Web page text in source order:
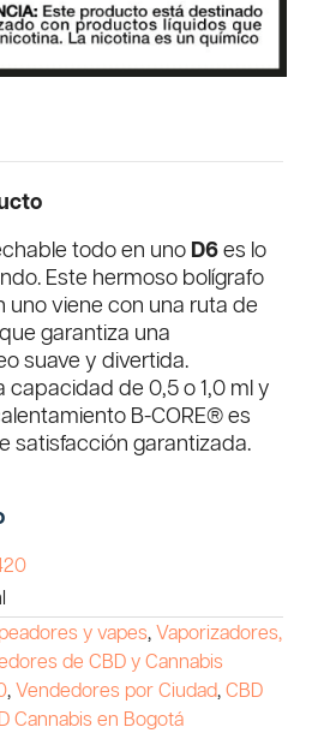
todo en uno D6es lo
Este hermoso bolígrafo
uno viene con una ruta de
garantiza una
suave y divertida.
capacidad de 0,5 o 1,0 ml y
B-CORE® es
satisfacción garantizada.
y vapes, Vaporizadores,
de CBD y Cannabis
, Vendedores por Ciudad, CBD
Cannabis en Bogotá